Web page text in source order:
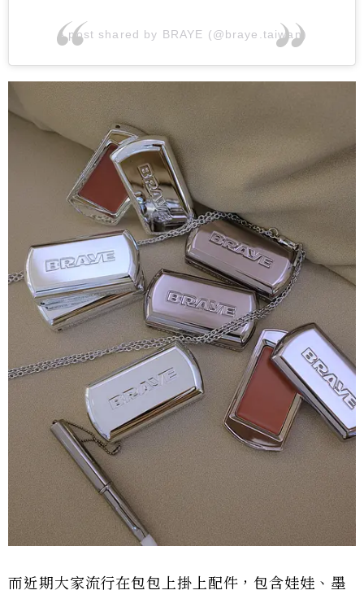
A post shared by BRAYE (@braye.taiwan)
而近期大家流行在包包上掛上配件，包含娃娃、墨